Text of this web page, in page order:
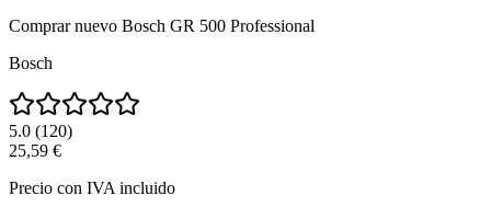
Comprar nuevo Bosch GR 500 Professional
Bosch
5.0 (120)
25,59 €
Precio con IVA incluido